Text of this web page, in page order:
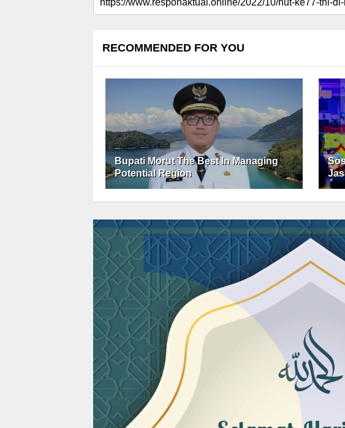
RECOMMENDED FOR YOU
Bupati Morut The Best In Managing
Potential Region